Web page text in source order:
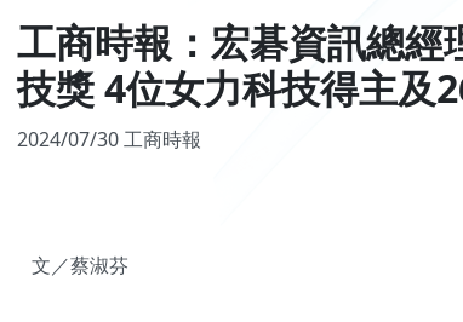
工商時報：宏碁資訊總
技獎 4位女力科技得主及
2024/07/30 工商時報
文／蔡淑芬